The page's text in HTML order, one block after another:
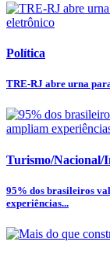
Política
TRE-RJ abre urna
Turismo/Nacional/
95% dos brasileiros
experiências...